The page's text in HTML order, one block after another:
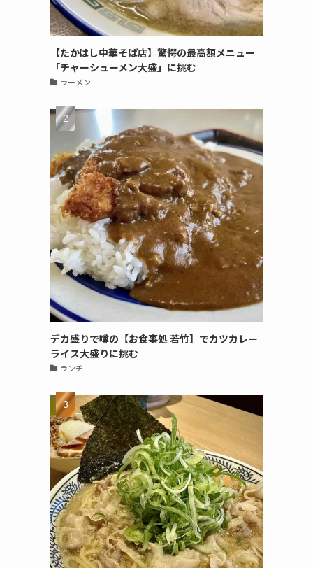
【たかはし中華そば店】驚愕の最高額メニュー
「チャーシューメン大盛」に挑む
ラーメン
デカ盛りで噂の【お食事処 若竹】でカツカレー
ライス大盛りに挑む
ランチ